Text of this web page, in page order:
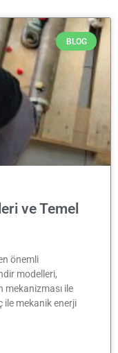
BLOG
ve Temel
önemli
modelleri,
mekanizması ile
ile mekanik enerji